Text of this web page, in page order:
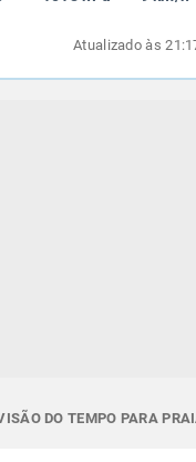
Atualizado às
DO TEMPO PARA